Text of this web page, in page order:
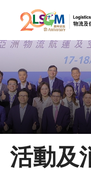
跳到內容
主頁
關於LSCM
活動及